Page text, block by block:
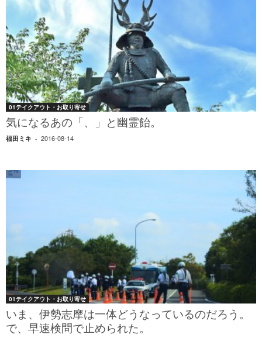
01テイクアウト・お取り寄せ
気になるあの「、」と幽霊飴。
福田ミキ - 2016-08-14
01テイクアウト・お取り寄せ
いま、伊勢志摩は一体どうなっているのだろう。
で、早速検問で止められた。